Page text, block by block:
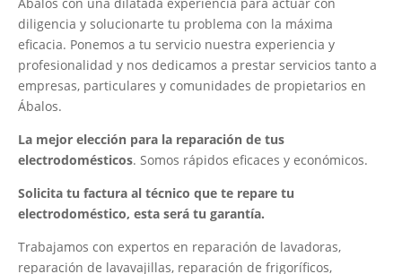
diligencia y solucionarte tu problema con la máxima
eficacia. Ponemos a tu servicio nuestra experiencia y
profesionalidad y nos dedicamos a prestar servicios tanto a
empresas, particulares y comunidades de propietarios en
Ábalos.
La mejor elección para la reparación de tus
electrodomésticos. Somos rápidos eficaces y económicos.
Solicita tu factura al técnico que te repare tu
electrodoméstico, esta será tu garantía.
Trabajamos con expertos en reparación de lavadoras,
reparación de lavavajillas, reparación de frigoríficos,